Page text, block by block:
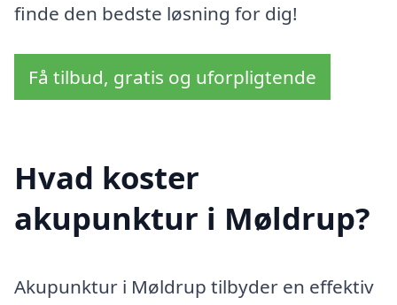
finde den bedste løsning for dig!
Få tilbud, gratis og uforpligtende
Hvad koster
akupunktur i Møldrup?
Akupunktur i Møldrup tilbyder en effektiv